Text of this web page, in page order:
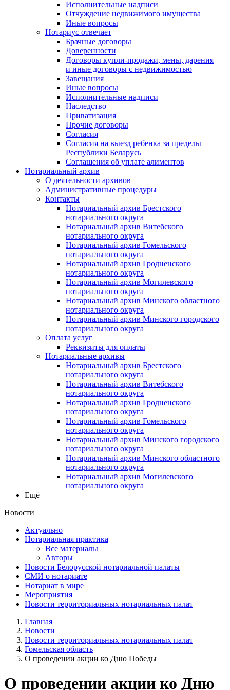
Исполнительные надписи
Отчуждение недвижимого имущества
Иные вопросы
Нотариус отвечает
Брачные договоры
Доверенности
Договоры купли-продажи, мены, дарения
и иные договоры с недвижимостью
Завещания
Иные вопросы
Исполнительные надписи
Наследство
Приватизация
Прочие договоры
Согласия
Согласия на выезд ребенка за пределы
Республики Беларусь
Соглашения об уплате алиментов
Нотариальный архив
О деятельности архивов
Административные процедуры
Контакты
Нотариальный архив Брестского
нотариального округа
Нотариальный архив Витебского
нотариального округа
Нотариальный архив Гомельского
нотариального округа
Нотариальный архив Гродненского
нотариального округа
Нотариальный архив Могилевского
нотариального округа
Нотариальный архив Минского областного
нотариального округа
Нотариальный архив Минского городского
нотариального округа
Оплата услуг
Реквизиты для оплаты
Нотариальные архивы
Нотариальный архив Брестского
нотариального округа
Нотариальный архив Витебского
нотариального округа
Нотариальный архив Гродненского
нотариального округа
Нотариальный архив Гомельского
нотариального округа
Нотариальный архив Минского городского
нотариального округа
Нотариальный архив Минского областного
нотариального округа
Нотариальный архив Могилевского
нотариального округа
Ещё
Новости
Актуально
Нотариальная практика
Все материалы
Авторы
Новости Белорусской нотариальной палаты
СМИ о нотариате
Нотариат в мире
Мероприятия
Новости территориальных нотариальных палат
Главная
Новости
Новости территориальных нотариальных палат
Гомельская область
О проведении акции ко Дню Победы
О проведении акции ко Дню